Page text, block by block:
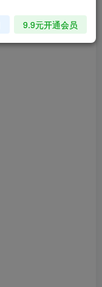
9.9元开通会员